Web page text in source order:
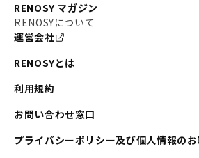
RENOSY マガジン
RENOSYについて
運営会社
RENOSYとは
利用規約
お問い合わせ窓口
プライバシーポリシー及び個人情報の